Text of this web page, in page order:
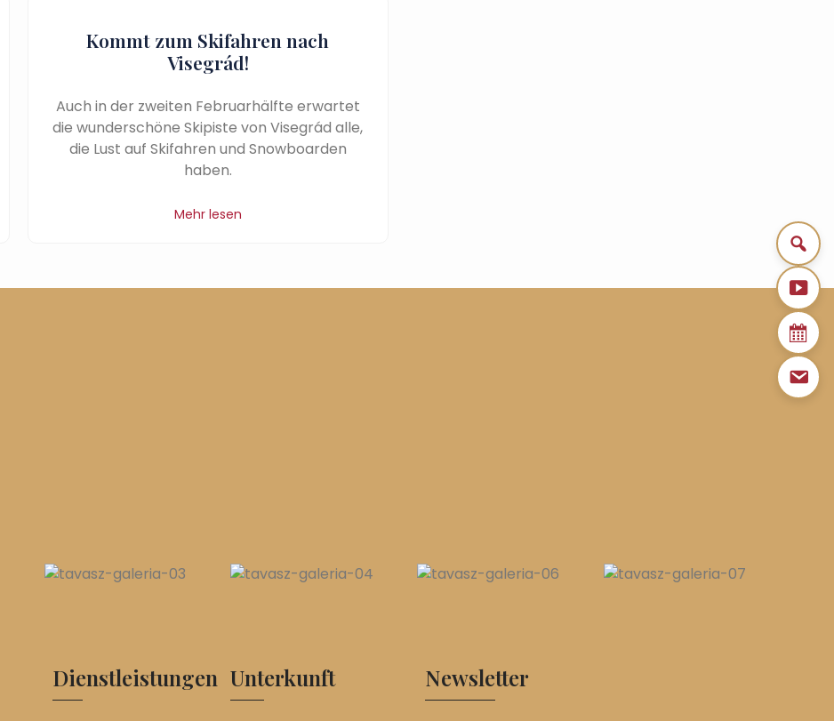
Kommt zum Skifahren nach
Visegrád!
Auch in der zweiten Februarhälfte erwartet
die wunderschöne Skipiste von Visegrád alle,
die Lust auf Skifahren und Snowboarden
haben.
Mehr lesen
Dienstleistungen Unterkunft Newsletter